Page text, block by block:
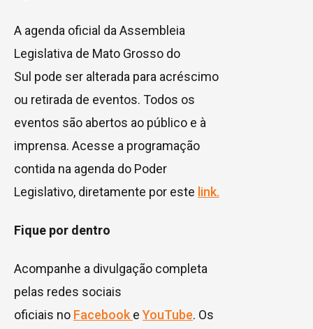
A agenda oficial da Assembleia
Legislativa de Mato Grosso do
Sul pode ser alterada para acréscimo
ou retirada de eventos. Todos os
eventos são abertos ao público e à
imprensa. Acesse a programação
contida na agenda do Poder
Legislativo, diretamente por este link.
Fique por dentro
Acompanhe a divulgação completa
pelas redes sociais
oficiais no Facebook e YouTube. Os